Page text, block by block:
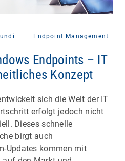
Endpoint Management
Endpoints – IT
Konzept
sich die Welt der IT
erfolgt jedoch nicht
Dieses schnelle
birgt auch
Updates kommen mit